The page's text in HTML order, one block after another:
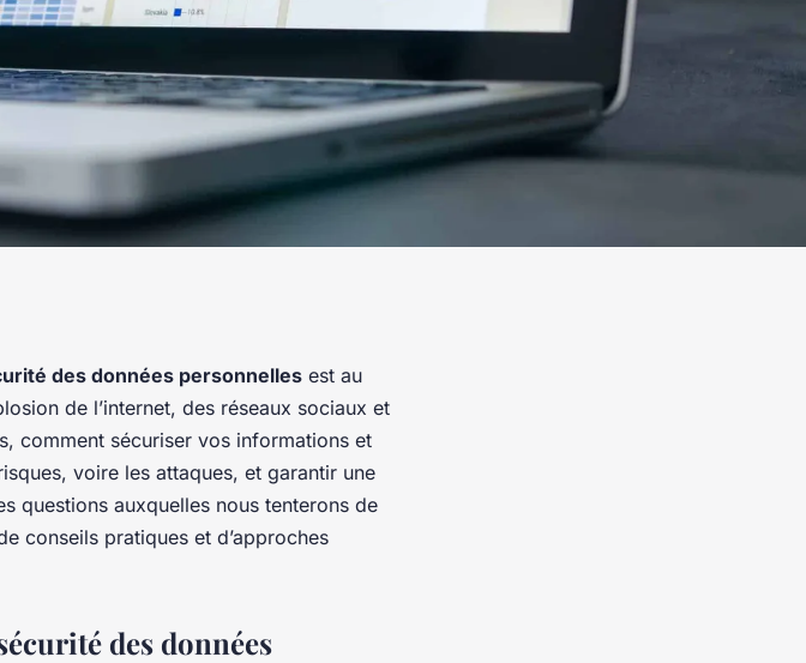
des données personnelles est au
de l’internet, des réseaux sociaux et
comment sécuriser vos informations et
voire les attaques, et garantir une
questions auxquelles nous tenterons de
conseils pratiques et d’approches
des données